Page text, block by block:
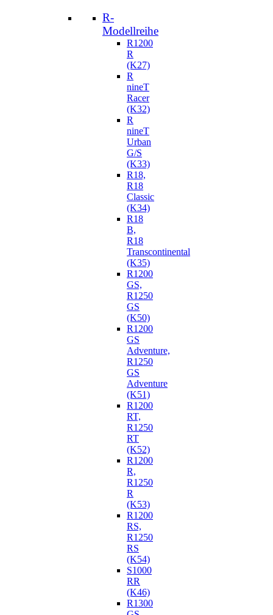
R-
Modellreihe
R1200
R
(K27)
R
nineT
Racer
(K32)
R
nineT
Urban
G/S
(K33)
R18,
R18
Classic
(K34)
R18
B,
R18
Transcontinental
(K35)
R1200
GS,
R1250
GS
(K50)
R1200
GS
Adventure,
R1250
GS
Adventure
(K51)
R1200
RT,
R1250
RT
(K52)
R1200
R,
R1250
R
(K53)
R1200
RS,
R1250
RS
(K54)
S1000
RR
(K46)
R1300